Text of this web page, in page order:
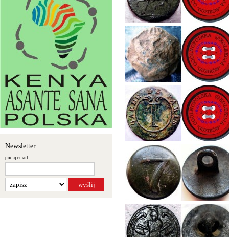
Newsletter
podaj email: